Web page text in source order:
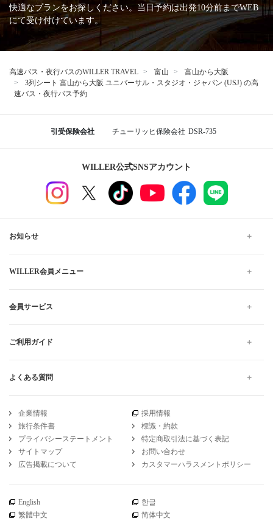
快適なプランをお探しください。当日予約は出発10分前までWEB
にて受け付けています。
高速バス・夜行バスのWILLER TRAVEL 富山
富山から大阪
3列シート 富山から大阪 ユニバーサル・スタジオ・ジャパン (USJ) の高
速バス・夜行バス予約
引受保険会社 チューリッヒ保険会社 DSR-735
WILLER公式SNSアカウント
お知らせ
WILLER会員メニュー
会員サービス
ご利用ガイド
よくある質問
企業情報
採用情報
旅行条件書
標識・約款
プライバシーステートメント
特定商取引法に基づく表記
サイトマップ
お問い合わせ
広告掲載について
カスタマーハラスメントポリシー
English
한글
繁體中文
简体中文